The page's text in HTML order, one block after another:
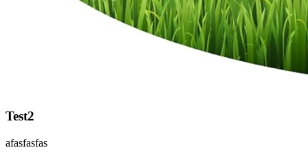
Test2
afasfasfas